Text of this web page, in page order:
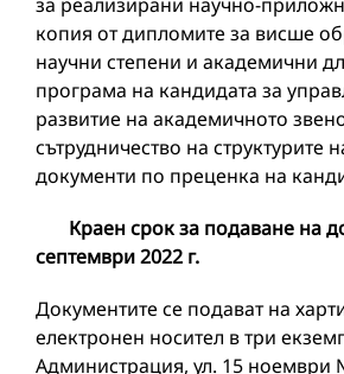
копия от дипломите за висше
научни степени и академични
програма на кандидата за
развитие на академичното
сътрудничество на структурите
документи по преценка на
Краен срок за подаване на
септември 2022 г.
Документите се подават на
електронен носител в три
Администрация, ул. 15 ноември